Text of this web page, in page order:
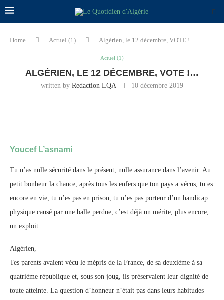
Home Actuel (1) Algérien, le 12 décembre, VOTE !…
Actuel (1)
ALGÉRIEN, LE 12 DÉCEMBRE, VOTE !…
written by Redaction LQA 10 décembre 2019
Youcef L’asnami
Tu n’as nulle sécurité dans le présent, nulle assurance dans l’avenir. Au
petit bonheur la chance, après tous les enfers que ton pays a vécus, tu es
encore en vie, tu n’es pas en prison, tu n’es pas porteur d’un handicap
physique causé par une balle perdue, c’est déjà un mérite, plus encore,
un exploit.
Algérien,
Tes parents avaient vécu le mépris de la France, de sa deuxième à sa
quatrième république et, sous son joug, ils préservaient leur dignité de
toute atteinte. La question d’honneur n’était pas dans leurs habitudes